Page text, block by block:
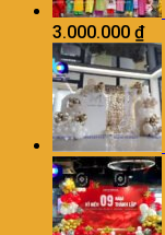
3.000.000 ₫